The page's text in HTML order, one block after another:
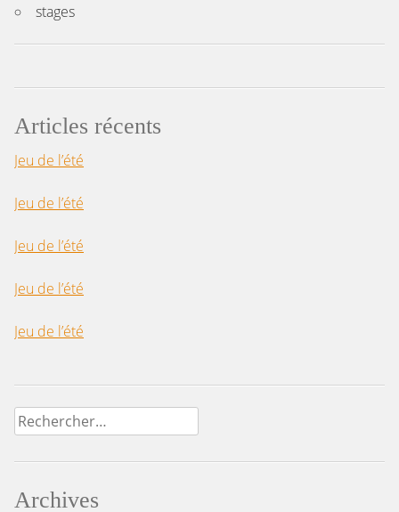
stages
Articles récents
Jeu de l’été
Jeu de l’été
Jeu de l’été
Jeu de l’été
Jeu de l’été
Rechercher :
Archives